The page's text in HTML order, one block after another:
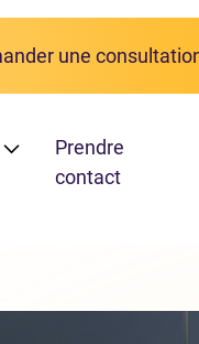
une
Prendre
contact